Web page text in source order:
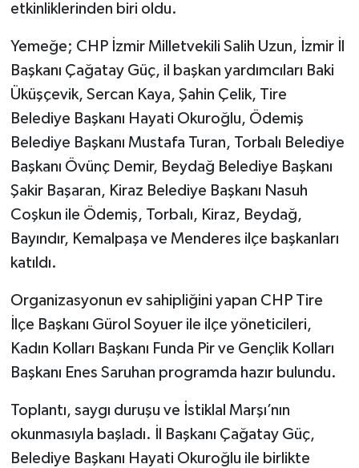
etkinliklerinden biri oldu.
Yemeğe; CHP İzmir Milletvekili Salih Uzun, İzmir İl
Başkanı Çağatay Güç, il başkan yardımcıları Baki
Üküşçevik, Sercan Kaya, Şahin Çelik, Tire
Belediye Başkanı Hayati Okuroğlu, Ödemiş
Belediye Başkanı Mustafa Turan, Torbalı Belediye
Başkanı Övünç Demir, Beydağ Belediye Başkanı
Şakir Başaran, Kiraz Belediye Başkanı Nasuh
Coşkun ile Ödemiş, Torbalı, Kiraz, Beydağ,
Bayındır, Kemalpaşa ve Menderes ilçe başkanları
katıldı.
Organizasyonun ev sahipliğini yapan CHP Tire
İlçe Başkanı Gürol Soyuer ile ilçe yöneticileri,
Kadın Kolları Başkanı Funda Pir ve Gençlik Kolları
Başkanı Enes Saruhan programda hazır bulundu.
Toplantı, saygı duruşu ve İstiklal Marşı’nın
okunmasıyla başladı. İl Başkanı Çağatay Güç,
Belediye Başkanı Hayati Okuroğlu ile birlikte